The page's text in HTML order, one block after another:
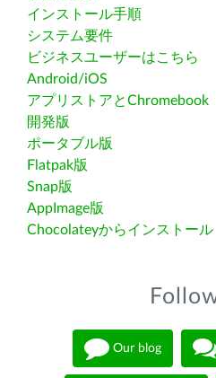
インストール手順
システム要件
ビジネスユーザーはこちら
Android/iOS
アプリストアとChromebook
開発版
ポータブル版
Flatpak版
Snap版
AppImage版
Chocolateyからインストール
Our blog